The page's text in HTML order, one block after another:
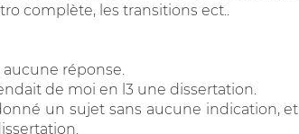
complète, les transitions ect..
réponse.
de moi en l3 une dissertation.
un sujet sans aucune indication, et